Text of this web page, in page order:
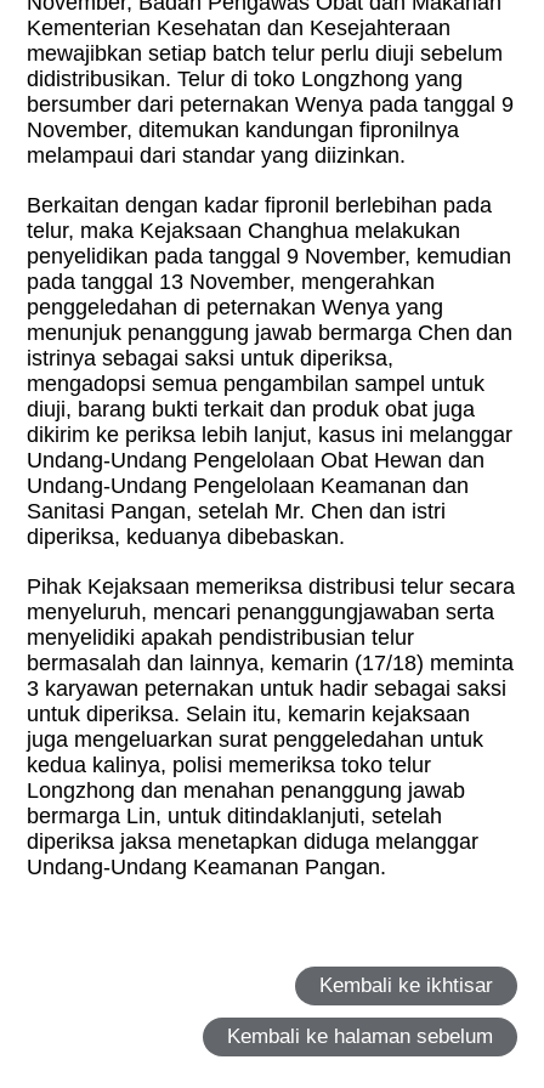
Kementerian Kesehatan dan Kesejahteraan
mewajibkan setiap batch telur perlu diuji sebelum
didistribusikan. Telur di toko Longzhong yang
bersumber dari peternakan Wenya pada tanggal 9
November, ditemukan kandungan fipronilnya
melampaui dari standar yang diizinkan.
Berkaitan dengan kadar fipronil berlebihan pada
telur, maka Kejaksaan Changhua melakukan
penyelidikan pada tanggal 9 November, kemudian
pada tanggal 13 November, mengerahkan
penggeledahan di peternakan Wenya yang
menunjuk penanggung jawab bermarga Chen dan
istrinya sebagai saksi untuk diperiksa,
mengadopsi semua pengambilan sampel untuk
diuji, barang bukti terkait dan produk obat juga
dikirim ke periksa lebih lanjut, kasus ini melanggar
Undang-Undang Pengelolaan Obat Hewan dan
Undang-Undang Pengelolaan Keamanan dan
Sanitasi Pangan, setelah Mr. Chen dan istri
diperiksa, keduanya dibebaskan.
Pihak Kejaksaan memeriksa distribusi telur secara
menyeluruh, mencari penanggungjawaban serta
menyelidiki apakah pendistribusian telur
bermasalah dan lainnya, kemarin (17/18) meminta
3 karyawan peternakan untuk hadir sebagai saksi
untuk diperiksa. Selain itu, kemarin kejaksaan
juga mengeluarkan surat penggeledahan untuk
kedua kalinya, polisi memeriksa toko telur
Longzhong dan menahan penanggung jawab
bermarga Lin, untuk ditindaklanjuti, setelah
diperiksa jaksa menetapkan diduga melanggar
Undang-Undang Keamanan Pangan.
Kembali ke ikhtisar
Kembali ke halaman sebelum